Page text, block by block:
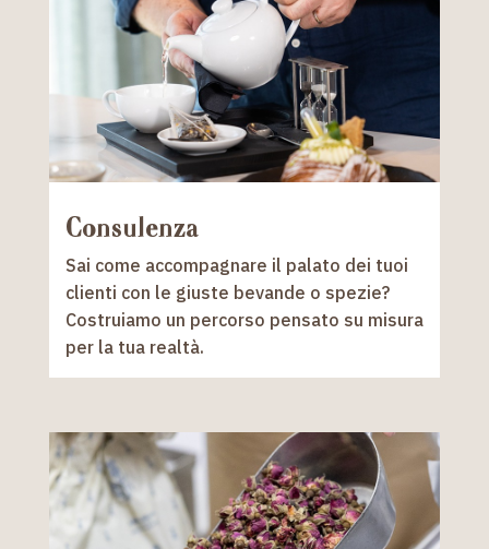
Consulenza
Sai come accompagnare il palato dei tuoi
clienti con le giuste bevande o spezie?
Costruiamo un percorso pensato su misura
per la tua realtà.